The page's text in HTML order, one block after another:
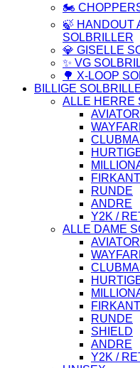
🏍️
🍃 HANDOUT
SOLBRILLER
💎 GISELLE
✨ VG
🌳 X-LOOP
BILLIGE
ALLE HERRE
AVIATOR
RUNDE
ANDRE
Y2K /
ALLE DAME
AVIATOR
RUNDE
SHIELD
ANDRE
Y2K /